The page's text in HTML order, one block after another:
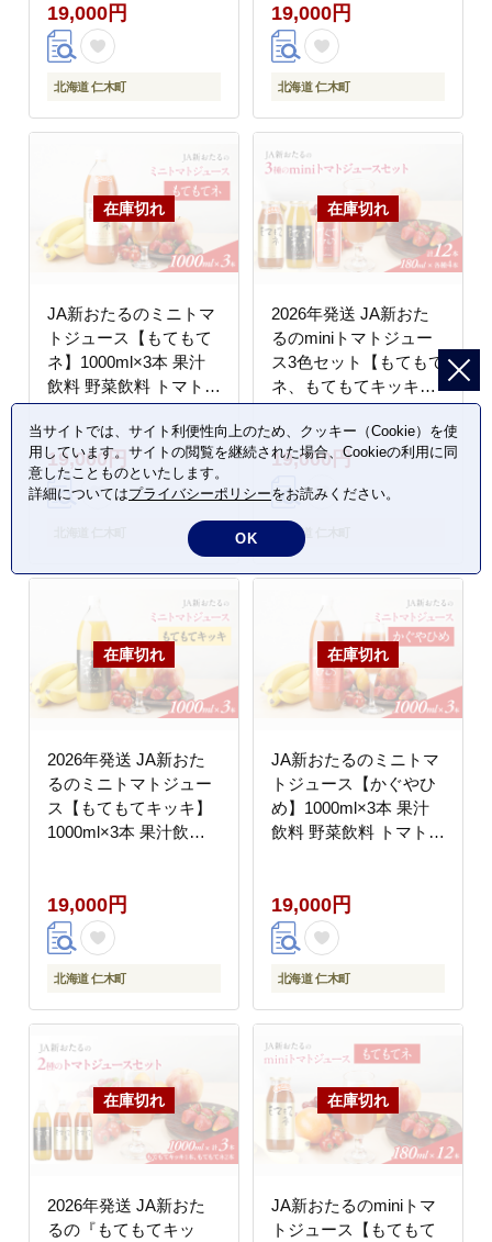
19,000円
北海道 仁木町
新おたる]
19,000円
北海道 仁木町
JA新おたるのミニトマ
トジュース【もてもて
ネ】1000ml×3本 果汁
飲料 野菜飲料 トマト
ミニトマト ジュース
[JA新おたる]
19,000円
2026年発送 JA新おた
るのminiトマトジュー
ス3色セット【もてもて
ネ、もてもてキッキ、
かぐやひめ】180ml×12
本 果汁飲料 野菜飲料
高糖度 甘味 濃厚 美味
しい 酸味 大好評 安心
安全 [JA新おたる]
19,000円
北海道 仁木町
2026年発送 JA新おた
るのミニトマトジュー
ス【もてもてキッキ】
1000ml×3本 果汁飲料
たる]
19,000円
北海道 仁木町
JA新おたるのミニトマ
トジュース【かぐやひ
め】1000ml×3本 果汁
飲料 野菜飲料 トマト
19,000円
北海道 仁木町
2026年発送 JA新おた
るの『もてもてキッ
JA新おたるのminiトマ
トジュース【もてもて
当サイトでは、サイト利便性向上のため、クッキー（Cookie）を使
用しています。サイトの閲覧を継続された場合、Cookieの利用に同
意したことものといたします。
詳細についてはプライバシーポリシーをお読みください。
OK